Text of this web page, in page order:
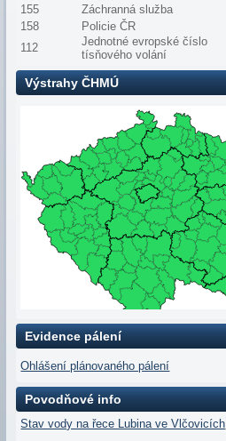
155
Záchranná služba
158
Policie ČR
112
Jednotné evropské číslo
tísňového volání
Výstrahy ČHMÚ
Evidence pálení
Ohlášení plánovaného pálení
Povodňové info
Stav vody na řece Lubina ve Vlčovicích